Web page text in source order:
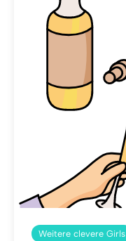
Weitere clevere Girls